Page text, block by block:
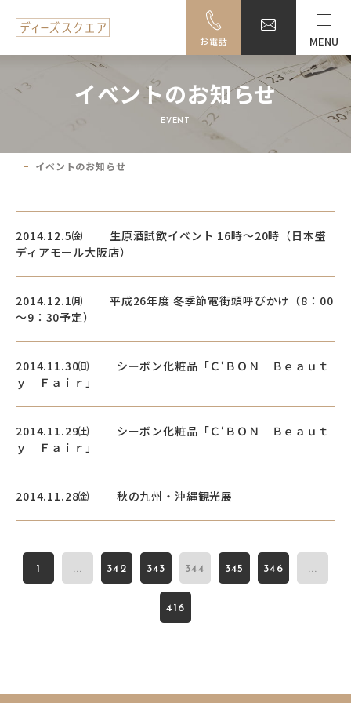
料金・ご利用案内
アクセス
電話で
お問い合わせ
関連サイト
大阪市街地開発株式会社
ディアモール大阪
湊町リバープレイス
ディーズスクエア主催企画
- 梅田一丁目美味しい市場 -
お電話 MENU
イベントのお知らせ
EVENT
イベントのお知らせ
2014.12.5㈮ 生原酒試飲イベント 16時～20時（日本盛
ディアモール大阪店）
2014.12.1㈪ 平成26年度 冬季節電街頭呼びかけ（8：00
～9：30予定）
2014.11.30㈰ シーボン化粧品「Ｃ‘ＢＯＮ Ｂｅａｕｔ
ｙ Ｆａｉｒ」
2014.11.29㈯ シーボン化粧品「Ｃ‘ＢＯＮ Ｂｅａｕｔ
ｙ Ｆａｉｒ」
2014.11.28㈮ 秋の九州・沖縄観光展
1 ... 342 343 344 345 346 ...
416